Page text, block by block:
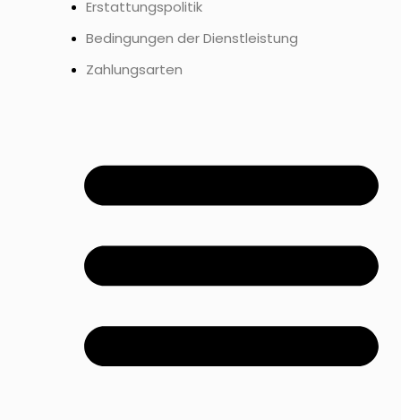
Erstattungspolitik
Bedingungen der Dienstleistung
Zahlungsarten